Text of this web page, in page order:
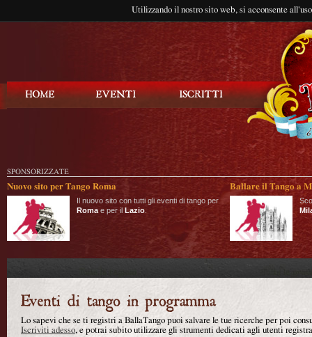
Utilizzando il nostro sito web, si acconsente
SPONSORIZZATE
Nuovo sito per Tango Roma
Il nuovo sito con tutti gli eventi di tango per
Roma e per il Lazio
Ballare il Tango a
Lo sapevi che se ti registri a BallaTango puoi salvare le tue ricerche per poi
Iscriviti adesso, e potrai subito utilizzare gli strumenti dedicati agli utenti